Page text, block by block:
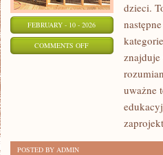
FEBRUARY - 10 - 2026
COMMENTS OFFON
PSYCHICZNE
dzieci.
znajduje
uważne
POSTED BY ADMIN